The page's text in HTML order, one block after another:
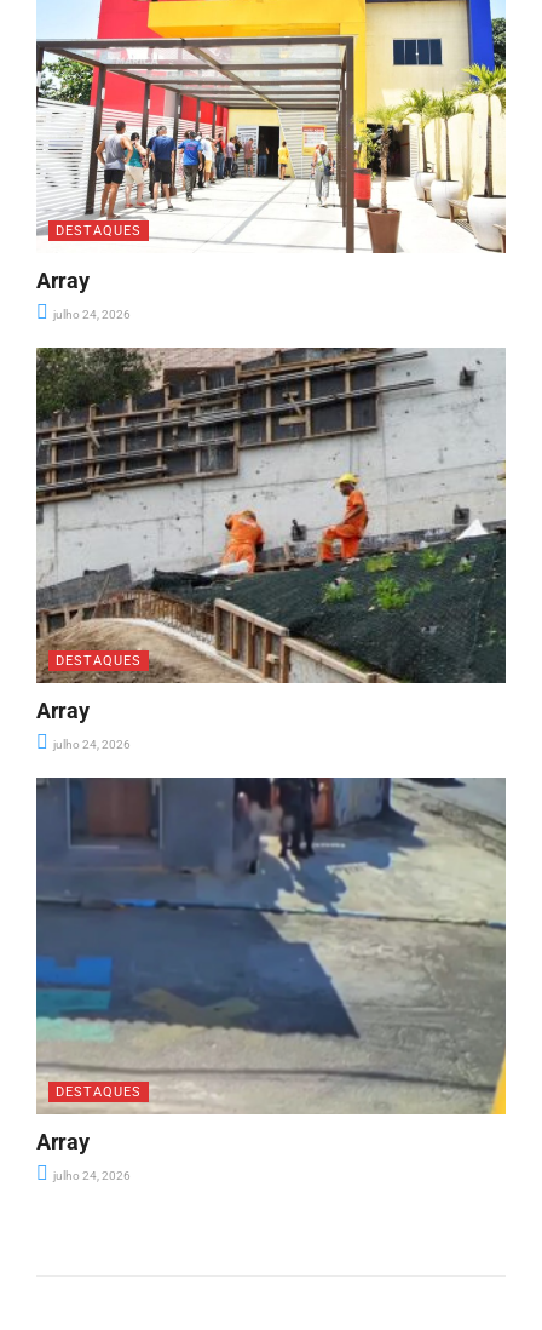
DESTAQUES
Array
julho 24, 2026
DESTAQUES
Array
julho 24, 2026
DESTAQUES
Array
julho 24, 2026